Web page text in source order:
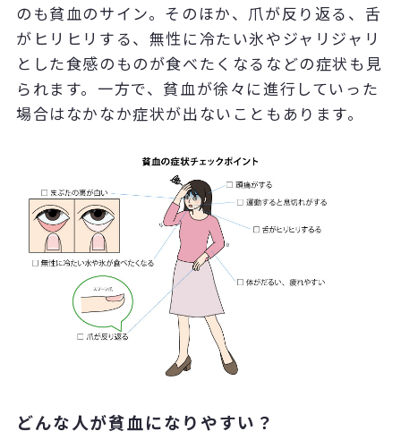
のも貧血のサイン。そのほか、爪が反り返る、舌
がヒリヒリする、無性に冷たい氷やジャリジャリ
とした食感のものが食べたくなるなどの症状も見
られます。一方で、貧血が徐々に進行していった
場合はなかなか症状が出ないこともあります。
どんな人が貧血になりやすい？